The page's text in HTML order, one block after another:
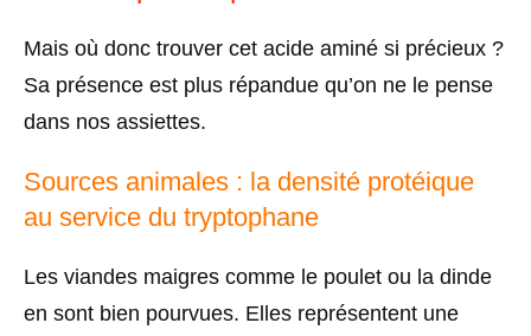
Mais où donc trouver cet acide aminé si précieux ?
Sa présence est plus répandue qu’on ne le pense
dans nos assiettes.
Sources animales : la densité protéique
au service du tryptophane
Les viandes maigres comme le poulet ou la dinde
en sont bien pourvues. Elles représentent une